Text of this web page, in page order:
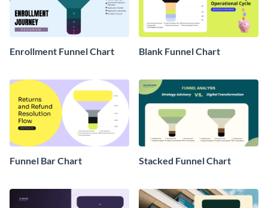
Enrollment Funnel Chart Blank Funnel Chart
Funnel Bar Chart Stacked Funnel Chart